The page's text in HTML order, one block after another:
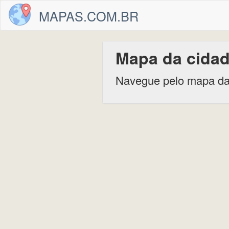
MAPAS.COM.BR
Mapa da
Navegue pelo mapa